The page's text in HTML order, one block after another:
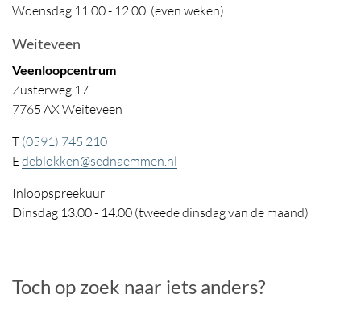
Woensdag 11.00 - 12.00 (even weken)
Weiteveen
Veenloopcentrum
Zusterweg 17
7765 AX Weiteveen
T (0591) 745 210
Edeblokken@sednaemmen.nl
Inloopspreekuur
Dinsdag 13.00 - 14.00 (tweede dinsdag van de maand)
Toch op zoek naar iets anders?